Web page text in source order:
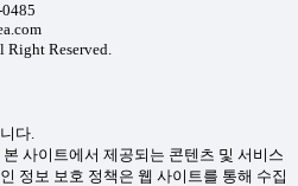
Reserved.
다.
사이트에서 제공되는 콘텐츠 및 서비스
정보 보호 정책은 웹 사이트를 통해 수집